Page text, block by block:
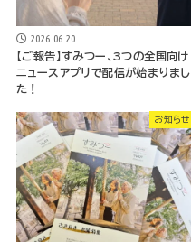
2026.06.20
【ご報告】すみつー、3つの全国向け
ニュースアプリで配信が始まりまし
た！
お知らせ